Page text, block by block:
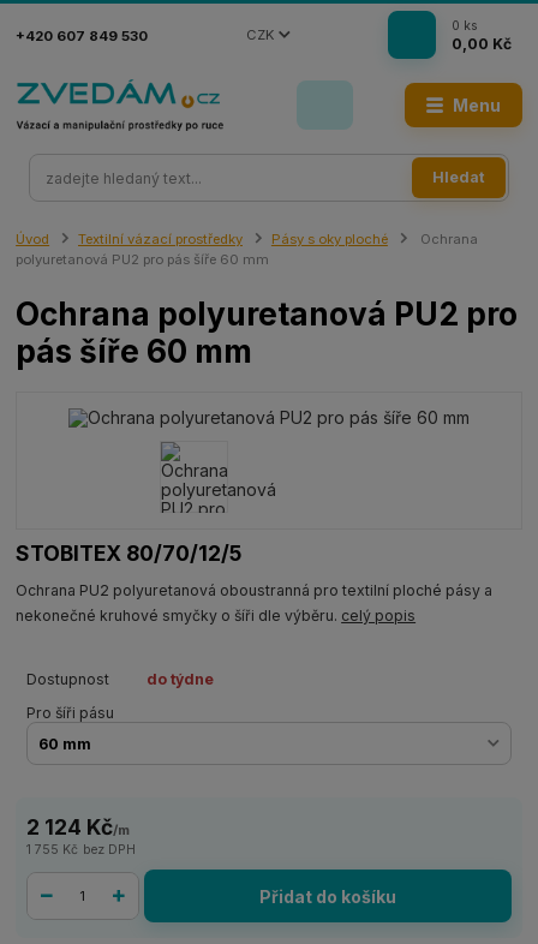
Menu
CZK
Hledat
+420 607 849 530
0 ks
0,00 Kč
Úvod Textilní vázací prostředky Pásy s oky ploché
Ochrana
polyuretanová PU2 pro pás šíře 60 mm
Ochrana polyuretanová PU2 pro
pás šíře 60 mm
STOBITEX 80/70/12/5
Ochrana PU2 polyuretanová oboustranná pro textilní ploché pásy a
nekonečné kruhové smyčky o šíři dle výběru. celý popis
Dostupnost
do týdne
Pro šíři pásu
2 124 Kč/m
1 755 Kč bez DPH
Přidat do košíku